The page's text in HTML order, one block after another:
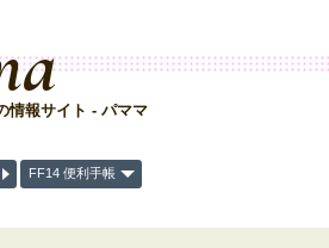
情報サイト - パママ
FF14 便利手帳